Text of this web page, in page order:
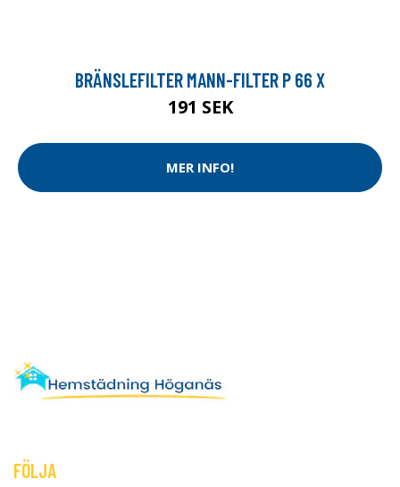
BRÄNSLEFILTER MANN-FILTER P 66 X
191 SEK
MER INFO!
FÖLJA